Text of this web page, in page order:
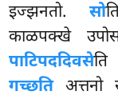
इज्झनतो. सो
काळपक्खे
पाटिपददिवसे
गच्छतिअत्तनो